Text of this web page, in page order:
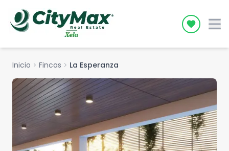
Icon
Inicio chevron_right Fincas chevron_right La Esperanza